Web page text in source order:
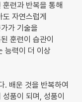
련과 반복을 통해
자연스럽게
가 기술을
훈련이 습관이
능력이 더 이상
. 배운 것을 반복하여
품이 되며, 성품이